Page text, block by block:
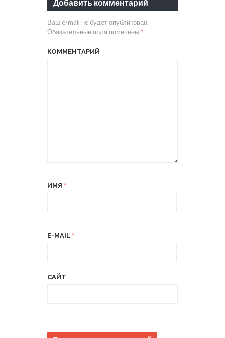
Добавить комментарий
Ваш e-mail не будет опубликован.
Обязательные поля помечены*
КОММЕНТАРИЙ
ИМЯ *
E-MAIL *
САЙТ